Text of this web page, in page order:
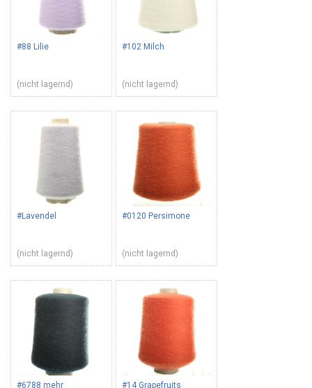
#88 Lilie
(nicht lagernd)
#102 Milch
(nicht lagernd)
#Lavendel
(nicht lagernd)
#0120 Persimone
(nicht lagernd)
#6788 mehr #14 Grapefruits